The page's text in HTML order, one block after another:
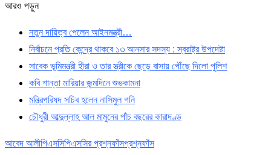
আরও পড়ুন
নতুন দায়িত্ব পেলেন আইনমন্ত্রী…
নির্বাচনে প্রতি কেন্দ্রে থাকবে ১৩ আনসার সদস্য : স্বরাষ্ট্র উপদেষ্টা
সাবেক ভূমিমন্ত্রী হীরা ও তার স্ত্রীকে ছেড়ে বাসায় পৌঁছে দিলো পুলিশ
কবি শান্তা মারিয়ার জন্মদিনে শুভকামনা
মন্ত্রিপরিষদ সচিব হলেন নাসিমুল গনি
চৌধুরী আব্দুল্লাহ আল মামুনের পাঁচ বছরের কারাদণ্ড
আবেদ আলীপিএসসিপিএসসির প্রশ্নফাঁসপ্রশ্নফাঁস